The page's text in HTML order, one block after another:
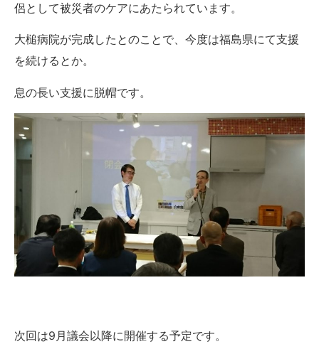
侶として被災者のケアにあたられています。
大槌病院が完成したとのことで、今度は福島県にて支援
を続けるとか。
息の長い支援に脱帽です。
次回は9月議会以降に開催する予定です。